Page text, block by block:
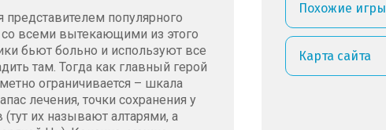
представителем популярного
со всеми вытекающими из этого
бьют больно и используют все
там. Тогда как главный герой
ограничивается – шкала
лечения, точки сохранения у
(тут их называют алтарями, а
Похожие игры
Карта сайта